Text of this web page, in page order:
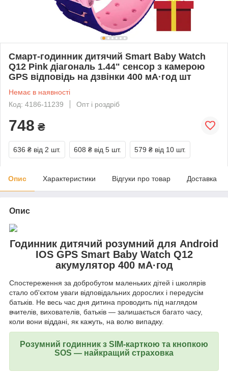
Смарт-годинник дитячий Smart Baby Watch
Q12 Pink діагональ 1.44" сенсор з камерою
GPS відповідь на дзвінки 400 мА·год шт
Немає в наявності
Код: 4186-11239
Опт і роздріб
748 ₴
636 ₴ від 2 шт. 608 ₴ від 5 шт. 579 ₴ від 10 шт.
Опис Характеристики Відгуки про товар Доставка
Опис
Годинник дитячий розумний для Android
IOS GPS Smart Baby Watch Q12
акумулятор 400 мА·год
Спостереження за добробутом маленьких дітей і школярів
стало об'єктом уваги відповідальних дорослих і передусім
батьків. Не весь час дня дитина проводить під наглядом
вчителів, вихователів, батьків — залишається багато часу,
коли вони віддані, як кажуть, на волю випадку.
Розумний годинник з SIM-карткою та кнопкою
SOS — найкращий страховка